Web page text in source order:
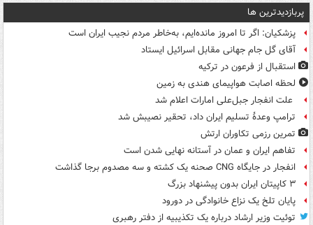
پربازدیدترین ها
پزشکیان: اگر تا امروز مانده‌ایم، به‌خاطر مردم نجیب ایران است
آقای گل جام جهانی مقابل اسرائیل ایستاد
استقبال از فرعون در ترکیه
لحظه اصابت هواپیمای هندی به زمین
علت انفجار جبل‌علی امارات اعلام شد
ترامپ وعدۀ تسلیم ایران داد، تحقیر نصیبش شد
تمرین رزمی تکاوران ارتش
تفاهم ایران و عمان در آستانه نهایی شدن است
انفجار در جایگاه CNG صحنه یک کشته و سه مصدوم برجا گذاشت
۳ کاپیتان ایران بدون پیشنهاد بزرگ
پایان تلخ یک نزاع خانوادگی در دورود
توئیت وزیر ارشاد درباره یک تکذیبیه از دفتر رهبری